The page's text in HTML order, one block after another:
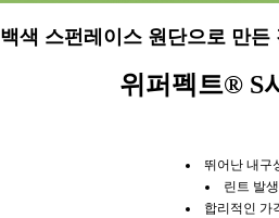
백색 스펀레이스 원단으로 만든
위퍼펙트® S
뛰어난 내구
린트 발
합리적인 가